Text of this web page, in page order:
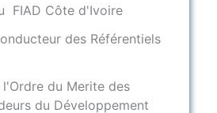
FIAD Côte d'Ivoire
des Référentiels
du Merite des
du Développement